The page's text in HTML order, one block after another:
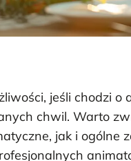
jeśli chodzi o
chwil. Warto
jak i ogólne